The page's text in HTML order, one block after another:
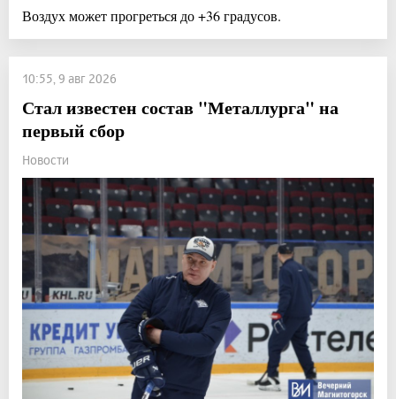
Воздух может прогреться до +36 градусов.
10:55, 9 авг 2026
Стал известен состав "Металлурга" на
первый сбор
Новости